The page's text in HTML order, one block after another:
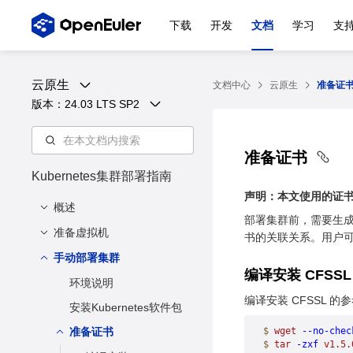
下载 开发 文档 学习 支
云原生
版本： 24.03 LTS SP2
Kubernetes集群部署指南
概述
集群状态
准备虚拟机
安装依赖工具
准备虚拟机磁盘文件
打开 VNC 防火墙端口
准备虚拟机配置文件
手动部署集群
环境说明
安装Kubernetes软件包
准备证书
文档中心 云原生 准备证
准备证书
声明：本文使用的证
部署集群前，需要生
书的关联关系。用户
编译安装
编译安装 CFSSL 的
$ wget --no-
$ tar -zxf